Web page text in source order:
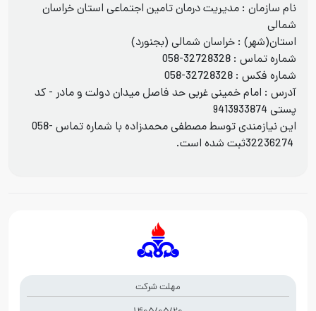
نام سازمان : مدیریت درمان تامین اجتماعی استان خراسان
شمالی
استان(شهر) : خراسان شمالی (بجنورد)
شماره تماس : 058-32728328
شماره فکس : 058-32728328
آدرس : امام خمینی غربی حد فاصل میدان دولت و مادر - کد
پستی 9413933874
این نیازمندی توسط مصطفی محمدزاده با شماره تماس 058-
32236274ثبت شده است.
مهلت شرکت